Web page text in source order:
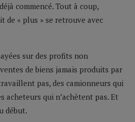
commencé. Tout à coup,
de « plus » se retrouve avec
sur des profits non
de biens jamais produits par
pas, des camionneurs qui
acheteurs qui n’achètent pas. Et
début.